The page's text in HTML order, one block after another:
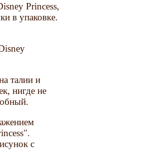
Princess,
в упаковке.
талии и
нигде не
с